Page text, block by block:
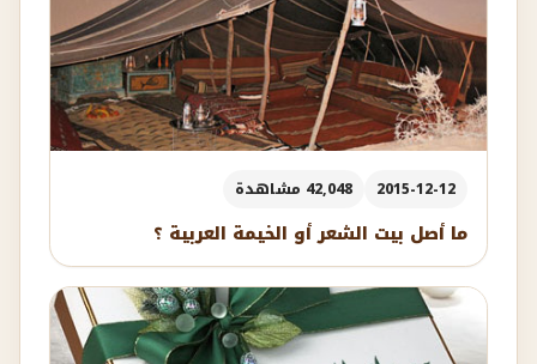
2015-12-12 42,048 مشاهدة
ما أصل بيت الشعر أو الخيمة العربية ؟